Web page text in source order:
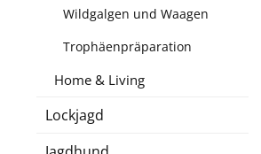
Wildgalgen und Waagen
Trophäenpräparation
Home & Living
Lockjagd